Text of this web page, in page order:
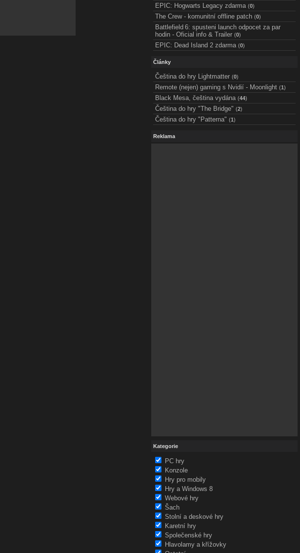
EPIC: Hogwarts Legacy zdarma (0)
The Crew - komunitní offline patch (0)
Battlefield 6: spusteni launch odpocet za par
hodin - Oficial info & Trailer (0)
EPIC: Dead Island 2 zdarma (0)
Články
Čeština do hry Lightmatter (0)
Remote (nejen) gaming s Nvidií - Moonlight (1)
Black Mesa, čeština vydána (44)
Čeština do hry "The Bridge" (2)
Čeština do hry "Patterna" (1)
Reklama
Kategorie
PC hry
Konzole
Hry pro mobily
Hry a Windows 8
Webové hry
Šach
Stolní a deskové hry
Karetní hry
Společenské hry
Hlavolamy a křížovky